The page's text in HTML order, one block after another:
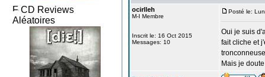
CD Reviews
Aléatoires
ocirlleh
M-I Membre
Inscrit le: 16 Oct 2015
Messages: 10
Posté le:
Oui je suis
fait cliche et
Mais je